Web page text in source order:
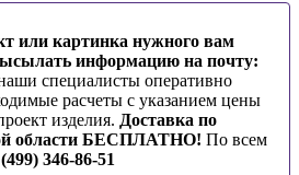
или картинка нужного вам
информацию на почту:
специалисты оперативно
расчеты с указанием цены
изделия. Доставка по
области БЕСПЛАТНО! По всем
346-86-51